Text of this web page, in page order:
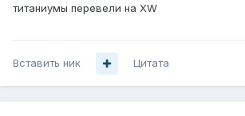
титаниумы перевели на XW
Вставить ник Цитата